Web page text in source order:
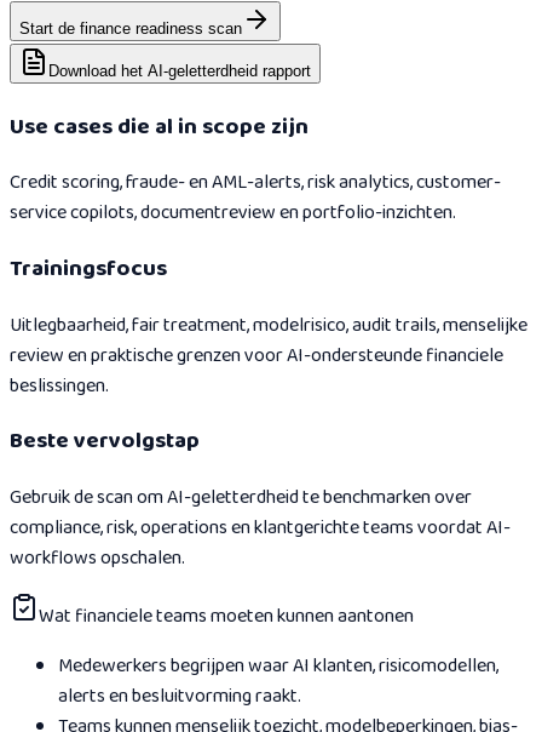
Start de finance readiness scan
Download het AI-geletterdheid rapport
Use cases die al in scope zijn
Credit scoring, fraude- en AML-alerts, risk analytics, customer-
service copilots, documentreview en portfolio-inzichten.
Trainingsfocus
Uitlegbaarheid, fair treatment, modelrisico, audit trails, menselijke
review en praktische grenzen voor AI-ondersteunde financiele
beslissingen.
Beste vervolgstap
Gebruik de scan om AI-geletterdheid te benchmarken over
compliance, risk, operations en klantgerichte teams voordat AI-
workflows opschalen.
Wat financiele teams moeten kunnen aantonen
Medewerkers begrijpen waar AI klanten, risicomodellen,
alerts en besluitvorming raakt.